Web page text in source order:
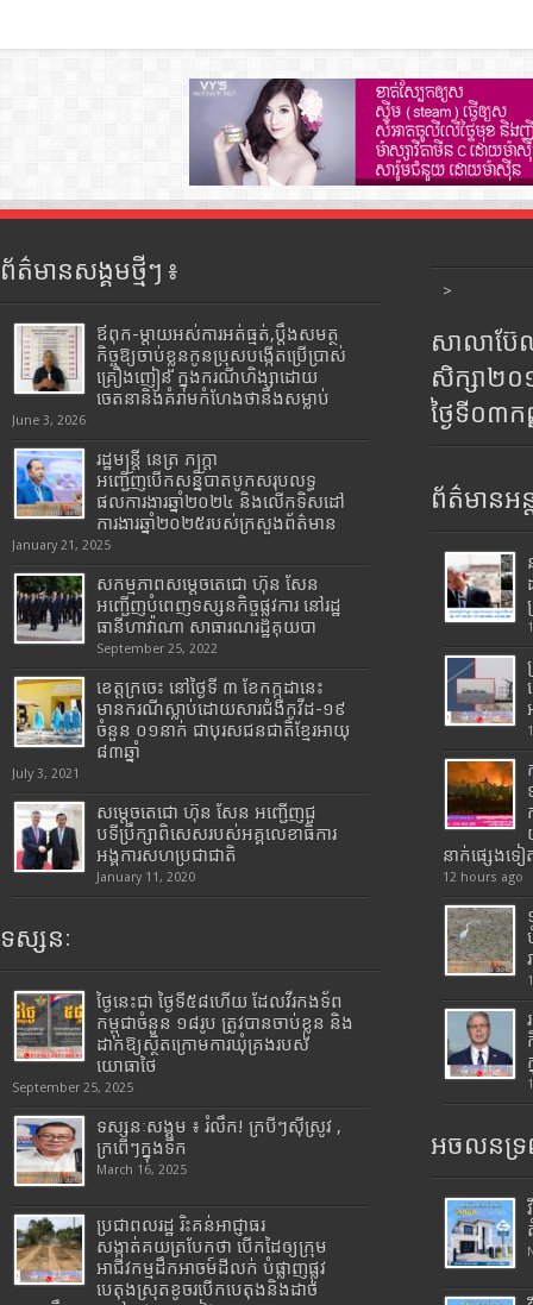
ព័ត៌មានសង្គមថ្មីៗ ៖
ឪពុក-ម្ដាយអស់ការអត់ធ្មត់,ប្ដឹងសមត្ថ
កិច្ចឱ្យចាប់ខ្លួនកូនប្រុសបង្កើតប្រើប្រាស់
គ្រឿងញៀន ក្នុងករណីហិង្សាដោយ
ចេតនានិងគំរាមកំហែងថានឹងសម្លាប់
June 3, 2026
រដ្ឋមន្រ្តី​ នេត្រ​ ភក្ត្រា​
អញ្ជើញបើកសន្និបាតបូកសរុបលទ្ធ
ផលការងារឆ្នាំ២០២៤ និងលើកទិសដៅ
ការងារឆ្នាំ២០២៥របស់​ក្រសួង​ព័ត៌មាន​
January 21, 2025
សកម្មភាពសម្តេចតេជោ ហ៊ុន សែន
អញ្ជើញបំពេញទស្សនកិច្ចផ្លូវការ នៅរដ្ឋ
ធានីហាវ៉ាណា សាធារណរដ្ឋគុយបា
September 25, 2022
ខេត្តក្រចេះ នៅថ្ងៃទី ៣ ខែកក្កដានេះ
មានករណីស្លាប់ដោយសារជំងឺកូវីដ-១៩
ចំនួន ០១នាក់ ជាបុរសជនជាតិខ្មែរអាយុ
៨៣ឆ្នាំ
July 3, 2021
សម្តេចតេជោ ហ៊ុន សែន អញ្ជើញជួ
បទីប្រឹក្សាពិសេសរបស់អគ្គលេខាធិការ
អង្គការសហប្រជាជាតិ
January 11, 2020
ទស្សនៈ
ថ្ងៃនេះជា ថ្ងៃទី៥៨ហើយ ដែលវីរកងទ័ព
កម្ពុជាចំនួន ១៨រូប ត្រូវបានចាប់ខ្លួន និង
ដាក់ឱ្យស្ថិតក្រោមការឃុំគ្រងរបស់
យោធាថៃ
September 25, 2025
ទស្សនៈសង្គម ៖ រំលឹក! ក្របីៗស៊ីស្រូវ ,
ក្រពើៗក្នុងទឹក
March 16, 2025
ប្រជាពលរដ្ឋ រិះគន់អាជ្ញាធរ
សង្កាត់គយត្របែកថា បើកដៃឲ្យក្រុម
អាជីវកម្មដឹកអាចម៍ដីលក់ បំផ្លាញផ្លូវ
បេតុងស្រុតខូចរបើកបេតុងនិងដាច់
>
សាលាប៊ែ
សិក្សា២
ថ្ងៃទី០៣
ព័ត៌មានអន្
នាក់ផ្សេងទ
12 hours ago
អចលនទ្រ